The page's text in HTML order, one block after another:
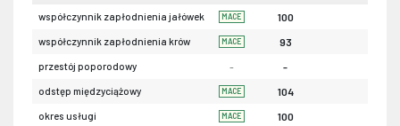
współczynnik zapłodnienia jałówek MACE 100
współczynnik zapłodnienia krów MACE 93
przestój poporodowy - -
odstęp międzyciążowy MACE 104
okres usługi MACE 100